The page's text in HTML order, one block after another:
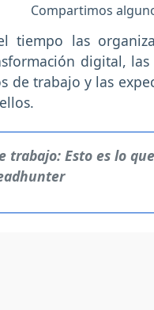
Compartimos
tiempo las
digital,
de trabajo y las